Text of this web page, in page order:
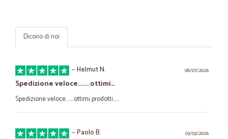
Dicono di noi
08/07/2026
—Helmut N.
Spedizione veloce........ottimi…
Spedizione veloce........ottimi prodotti......
03/03/2026
—Paolo B.